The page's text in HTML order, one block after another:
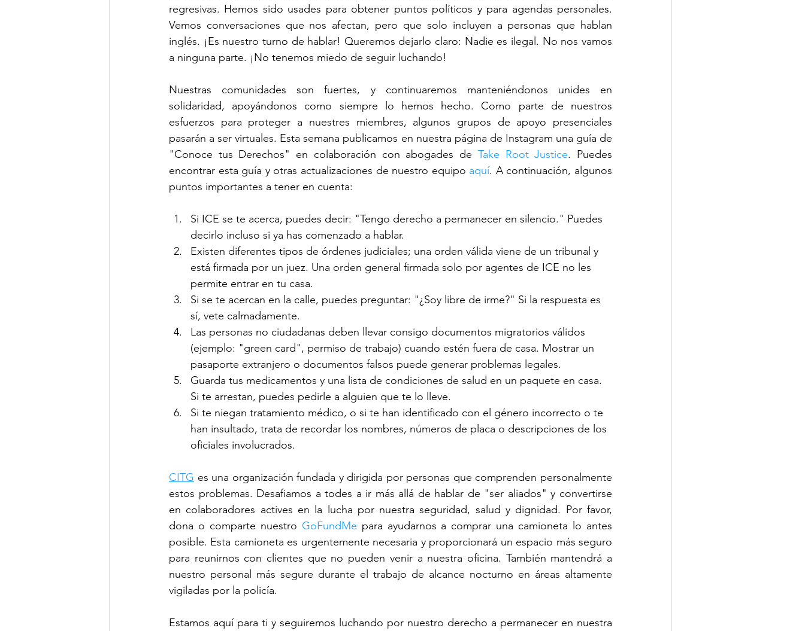
regresivas. Hemos sido usades para obtener puntos políticos y para agendas personales.
Vemos conversaciones que nos afectan, pero que solo incluyen a personas que hablan
inglés. ¡Es nuestro turno de hablar! Queremos dejarlo claro: Nadie es ilegal. No nos vamos
a ninguna parte. ¡No tenemos miedo de seguir luchando!
Nuestras comunidades son fuertes, y continuaremos manteniéndonos unides en
solidaridad, apoyándonos como siempre lo hemos hecho. Como parte de nuestros
esfuerzos para proteger a nuestres miembres, algunos grupos de apoyo presenciales
pasarán a ser virtuales. Esta semana publicamos en nuestra página de Instagram una guía de
"Conoce tus Derechos" en colaboración con abogades de Take Root Justice. Puedes
encontrar esta guía y otras actualizaciones de nuestro equipo aquí. A continuación, algunos
puntos importantes a tener en cuenta:
Si ICE se te acerca, puedes decir: "Tengo derecho a permanecer en silencio." Puedes
decirlo incluso si ya has comenzado a hablar.
Existen diferentes tipos de órdenes judiciales; una orden válida viene de un tribunal y
está firmada por un juez. Una orden general firmada solo por agentes de ICE no les
permite entrar en tu casa.
Si se te acercan en la calle, puedes preguntar: "¿Soy libre de irme?" Si la respuesta es
sí, vete calmadamente.
Las personas no ciudadanas deben llevar consigo documentos migratorios válidos
(ejemplo: "green card", permiso de trabajo) cuando estén fuera de casa. Mostrar un
pasaporte extranjero o documentos falsos puede generar problemas legales.
Guarda tus medicamentos y una lista de condiciones de salud en un paquete en casa.
Si te arrestan, puedes pedirle a alguien que te lo lleve.
Si te niegan tratamiento médico, o si te han identificado con el género incorrecto o te
han insultado, trata de recordar los nombres, números de placa o descripciones de los
oficiales involucrados.
CITG es una organización fundada y dirigida por personas que comprenden personalmente
estos problemas. Desafiamos a todes a ir más allá de hablar de "ser aliados" y convertirse
en colaboradores actives en la lucha por nuestra seguridad, salud y dignidad. Por favor,
dona o comparte nuestro GoFundMe para ayudarnos a comprar una camioneta lo antes
posible. Esta camioneta es urgentemente necesaria y proporcionará un espacio más seguro
para reunirnos con clientes que no pueden venir a nuestra oficina. También mantendrá a
nuestro personal más segure durante el trabajo de alcance nocturno en áreas altamente
vigiladas por la policía.
Estamos aquí para ti y seguiremos luchando por nuestro derecho a permanecer en nuestra